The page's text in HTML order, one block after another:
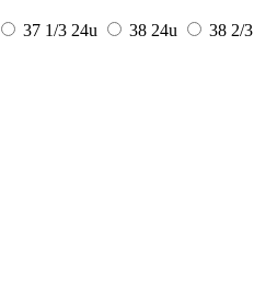
37 1/3 24u 38 24u 38 2/3